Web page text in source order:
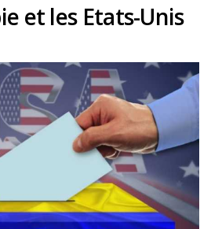
et les Etats-Unis